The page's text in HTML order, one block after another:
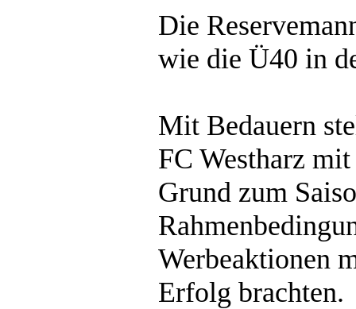
Die
wie die Ü40 in
Mit Bedauern
FC Westharz
Grund zum
Werbeaktionen
Erfolg brachten.